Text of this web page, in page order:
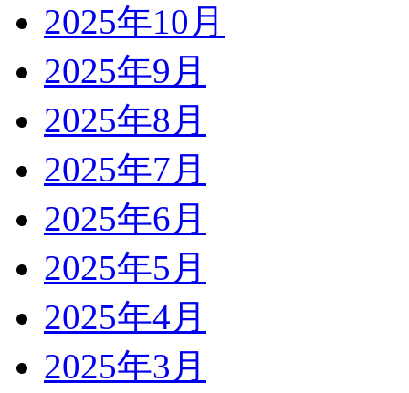
2025年10月
2025年9月
2025年8月
2025年7月
2025年6月
2025年5月
2025年4月
2025年3月